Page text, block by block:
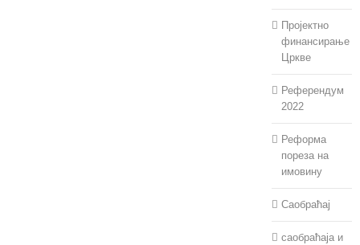
Пројектно
финансирање
Цркве
Референдум
2022
Реформа
пореза на
имовину
Саобраћај
саобраћаја и